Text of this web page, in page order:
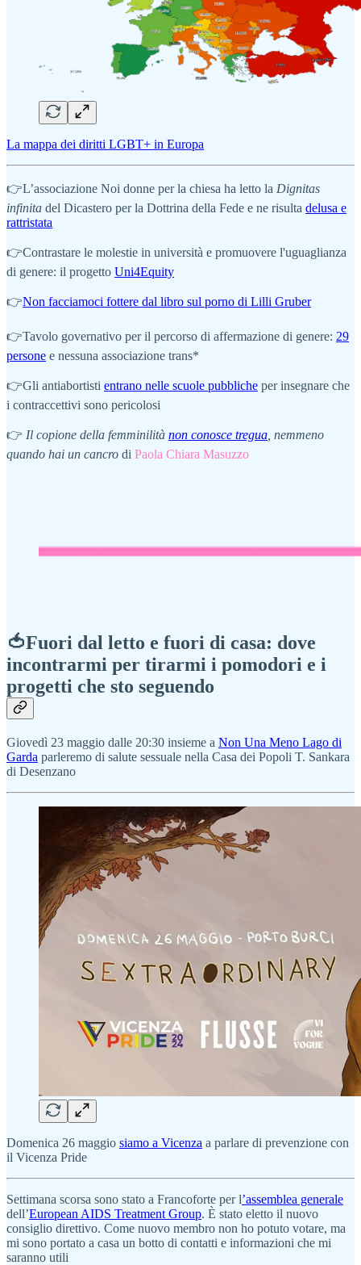
La mappa dei diritti LGBT+ in Europa
👉L’associazione Noi donne per la chiesa ha letto la Dignitas
infinita del Dicastero per la Dottrina della Fede e ne risulta delusa e
rattristata
👉Contrastare le molestie in università e promuovere l'uguaglianza
di genere: il progetto Uni4Equity
👉Non facciamoci fottere dal libro sul porno di Lilli Gruber
👉Tavolo governativo per il percorso di affermazione di genere: 29
persone e nessuna associazione trans*
👉Gli antiabortisti entrano nelle scuole pubbliche per insegnare che
i contraccettivi sono pericolosi
👉 Il copione della femminilità non conosce tregua , nemmeno
quando hai un cancro di Paola Chiara Masuzzo
🍅Fuori dal letto e fuori di casa: dove
incontrarmi per tirarmi i pomodori e i
progetti che sto seguendo
Giovedì 23 maggio dalle 20:30 insieme a Non Una Meno Lago di
Garda parleremo di salute sessuale nella Casa dei Popoli T. Sankara
di Desenzano
Domenica 26 maggio siamo a Vicenza a parlare di prevenzione con
il Vicenza Pride
Settimana scorsa sono stato a Francoforte per l’assemblea generale
dell’European AIDS Treatment Group. È stato eletto il nuovo
consiglio direttivo. Come nuovo membro non ho potuto votare, ma
mi sono portato a casa un botto di contatti e informazioni che mi
saranno utili